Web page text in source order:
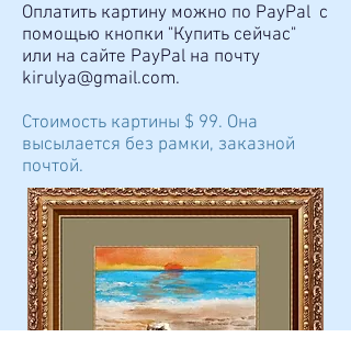
Оплатить картину можно по PayPal с
помощью кнопки "Купить сейчас"
или на сайте PayPal на почту
kirulya@gmail.com.
Стоимость картины $ 99. Она
высылается без рамки, заказной
почтой.